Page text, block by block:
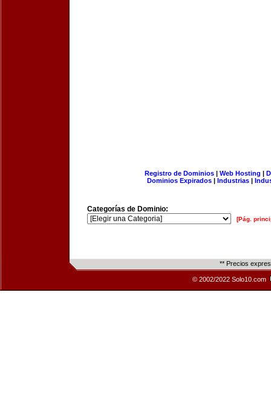
Registro de Dominios| Web Hosting |
Dominios Expirados | Industrias |
Categorías de Dominio:
[Pág.
** Precios
© 2002/2022 Solo10.com